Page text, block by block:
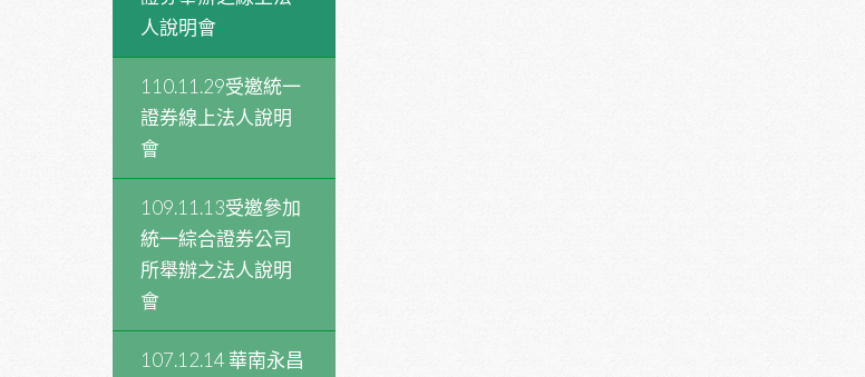
人說明會
110.11.29受邀統一
證券線上法人說明
會
109.11.13受邀參加
統一綜合證券公司
所舉辦之法人說明
會
107.12.14 華南永昌